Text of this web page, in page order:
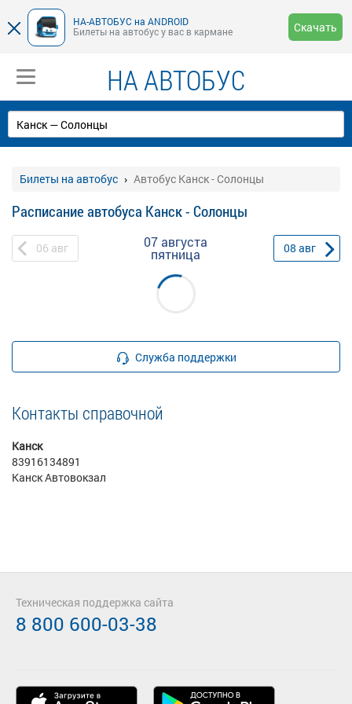
НА-АВТОБУС на ANDROID
Билеты на автобус у вас в кармане
Скачать
НА АВТОБУС
Билеты на автобус Автобус Канск - Солонцы
Расписание автобуса Канск - Солонцы
06 авг 07 августа
пятница 08 авг
Служба поддержки
Контакты справочной
Канск
83916134891
Канск Автовокзал
Техническая поддержка сайта
8 800 600-03-38